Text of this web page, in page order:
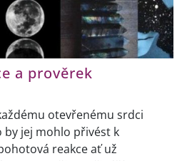
a prověrek
otevřenému srdci
by jej mohlo přivést k
reakce ať už